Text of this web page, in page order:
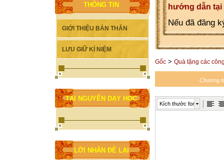
THÔNG TIN
GIỚI THIỆU BẢN THÂN
LƯU GIỮ KỈ NIỆM
TÀI NGUYÊN DẠY HỌC
LỜI NHẮN ĐỂ LẠI
hướng dẫn tại
Nếu đã đăng
Gốc > Quà tặng các
Chương
Kích thước font